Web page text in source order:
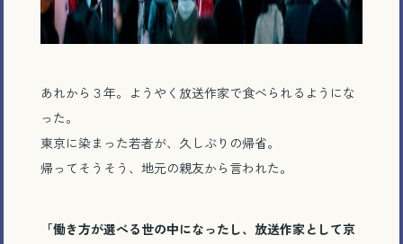
あれから３年。ようやく放送作家で食べられるようにな
った。
東京に染まった若者が、久しぶりの帰省。
帰ってそうそう、地元の親友から言われた。
「働き方が選べる世の中になったし、放送作家として京